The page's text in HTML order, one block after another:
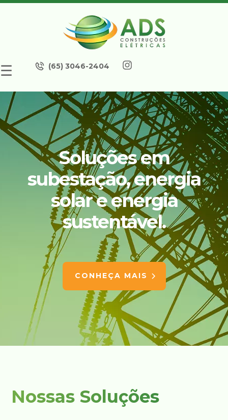
☰ (65) 3046-2404
Soluções em
subestação, energia
solar e energia
sustentável.
CONHEÇA MAIS
Nossas Soluções